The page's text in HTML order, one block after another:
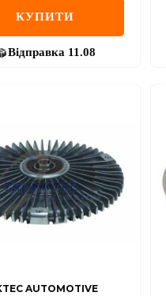
КУПИТИ
Відправка 11.08
AUTOMOTIVE